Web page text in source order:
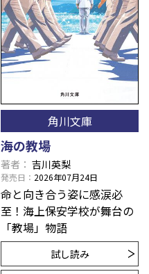
角川文庫
海の教場
著者 吉川英梨
発売日 2026年07月24日
命と向き合う姿に感涙必
至！海上保安学校が舞台の
「教場」物語
試し読み